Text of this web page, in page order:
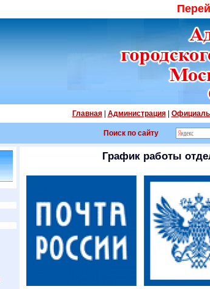
Главная| Администрация|
Поиск по сайту
График работы